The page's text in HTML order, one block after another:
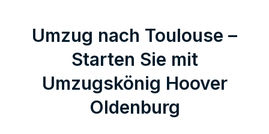
Umzug nach Toulouse –
Starten Sie mit
Umzugskönig Hoover
Oldenburg